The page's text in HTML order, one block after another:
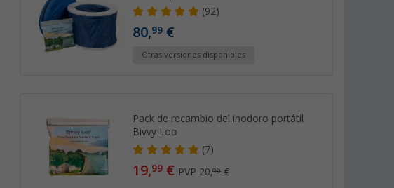
(92)
80,99 €
Otras versiones disponibles
Pack de recambio del inodoro portátil
Bivvy Loo
(7)
19,99 € PVP20,99€
Berger Fresh Blue Sachets
Sachets 15 Tabs Aditivo
(1, 00 € / 1 ST)